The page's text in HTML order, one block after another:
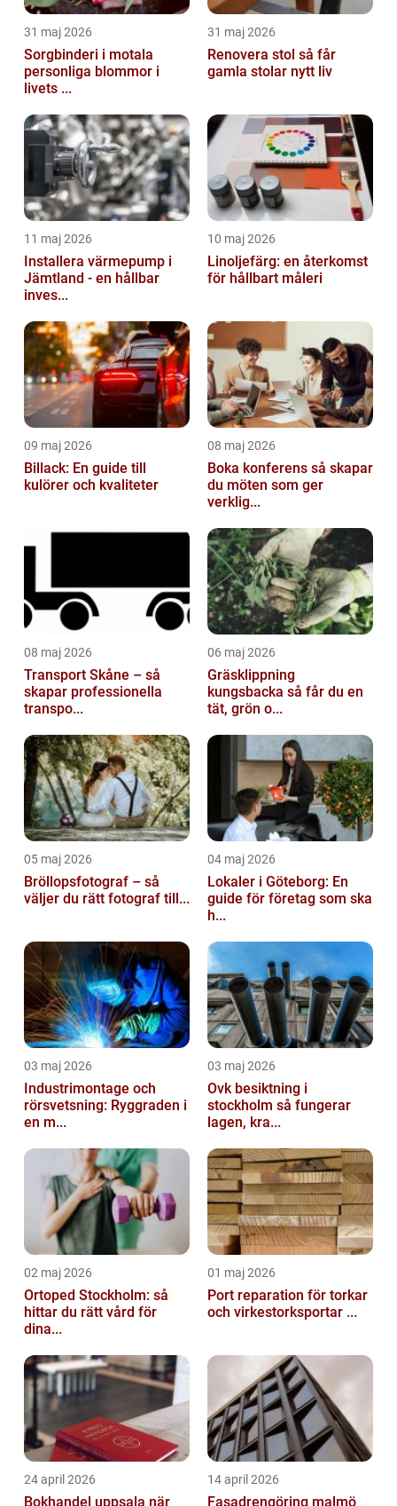
31 maj 2026
Sorgbinderi i motala
personliga blommor i
livets ...
31 maj 2026
Renovera stol så får
gamla stolar nytt liv
11 maj 2026
Installera värmepump i
Jämtland - en hållbar
inves...
10 maj 2026
Linoljefärg: en återkomst
för hållbart måleri
09 maj 2026
Billack: En guide till
kulörer och kvaliteter
08 maj 2026
Boka konferens så skapar
du möten som ger
verklig...
08 maj 2026
Transport Skåne – så
skapar professionella
transpo...
06 maj 2026
Gräsklippning
kungsbacka så får du en
tät, grön o...
05 maj 2026
Bröllopsfotograf – så
väljer du rätt fotograf till...
04 maj 2026
Lokaler i Göteborg: En
guide för företag som ska
h...
03 maj 2026
Industrimontage och
rörsvetsning: Ryggraden i
en m...
03 maj 2026
Ovk besiktning i
stockholm så fungerar
lagen, kra...
02 maj 2026
Ortoped Stockholm: så
hittar du rätt vård för
dina...
01 maj 2026
Port reparation för torkar
och virkestorksportar ...
24 april 2026
Bokhandel uppsala när
14 april 2026
Fasadrengöring malmö